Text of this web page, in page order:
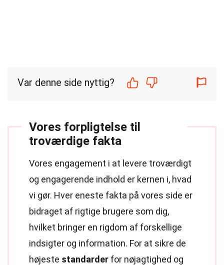
Var denne side nyttig?
Vores forpligtelse til
troværdige fakta
Vores engagement i at levere troværdigt
og engagerende indhold er kernen i, hvad
vi gør. Hver eneste fakta på vores side er
bidraget af rigtige brugere som dig,
hvilket bringer en rigdom af forskellige
indsigter og information. For at sikre de
højeste standarder for nøjagtighed og